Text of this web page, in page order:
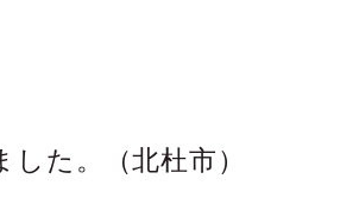
た。（北杜市）